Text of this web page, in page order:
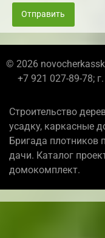
Отправить
© 2026
+7 921 027-89-78;
Строительство
усадку, каркасные
Бригада плотников
дачи. Каталог
домокомплект.